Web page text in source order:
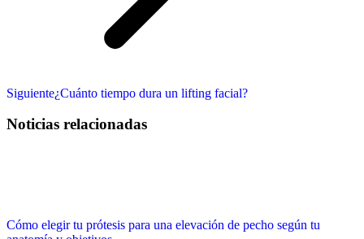
SiguientePublicación
¿Cuánto tiempo dura un lifting facial?
Noticias relacionadas
Cómo elegir tu prótesis para una elevación de pecho según tu